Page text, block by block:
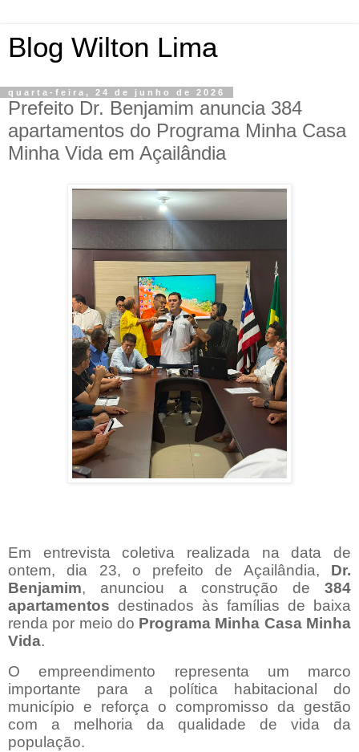
Blog Wilton Lima
quarta-feira, 24 de junho de 2026
Prefeito Dr. Benjamim anuncia 384
apartamentos do Programa Minha Casa
Minha Vida em Açailândia
Em entrevista coletiva realizada na data de
ontem, dia 23, o prefeito de Açailândia, Dr.
Benjamim, anunciou a construção de 384
apartamentos destinados às famílias de baixa
renda por meio do Programa Minha Casa Minha
Vida.
O empreendimento representa um marco
importante para a política habitacional do
município e reforça o compromisso da gestão
com a melhoria da qualidade de vida da
população.